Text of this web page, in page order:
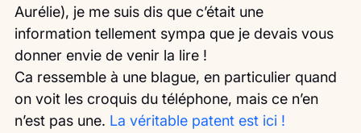
Aurélie), je me suis dis que c’était une
information tellement sympa que je devais vous
donner envie de venir la lire !
Ca ressemble à une blague, en particulier quand
on voit les croquis du téléphone, mais ce n’en
n’est pas une. La véritable patent est ici !